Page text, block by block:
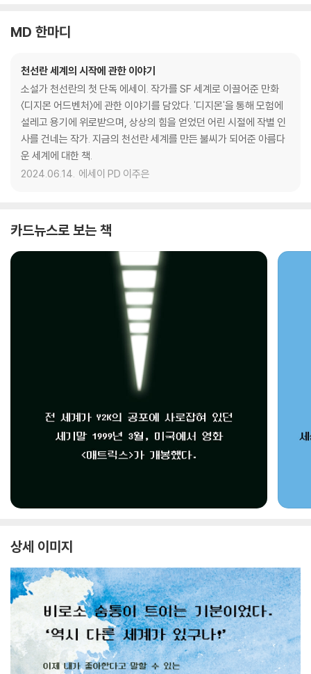
MD 한마디
천선란 세계의 시작에 관한 이야기
소설가 천선란의 첫 단독 에세이. 작가를 SF 세계로 이끌어준 만화
〈디지몬 어드벤처〉에 관한 이야기를 담았다. '디지몬'을 통해 모험에
설레고 용기에 위로받으며, 상상의 힘을 얻었던 어린 시절에 작별 인
사를 건네는 작가. 지금의 천선란 세계를 만든 불씨가 되어준 아름다
운 세계에 대한 책.
2024.06.14. 에세이 PD 이주은
카드뉴스로 보는 책
상세 이미지